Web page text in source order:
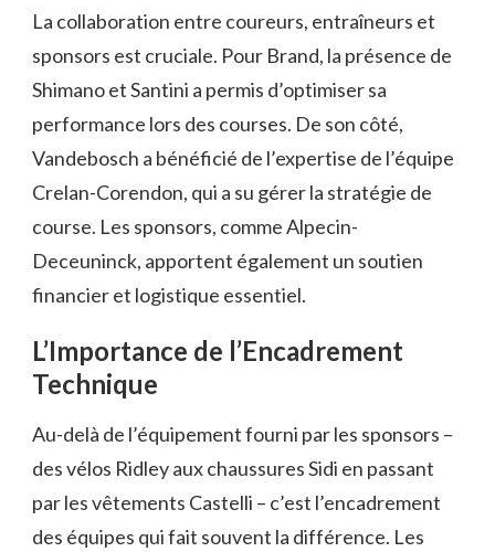
La collaboration entre coureurs, entraîneurs et
sponsors est cruciale. Pour Brand, la présence de
Shimano et Santini a permis d’optimiser sa
performance lors des courses. De son côté,
Vandebosch a bénéficié de l’expertise de l’équipe
Crelan-Corendon, qui a su gérer la stratégie de
course. Les sponsors, comme Alpecin-
Deceuninck, apportent également un soutien
financier et logistique essentiel.
L’Importance de l’Encadrement
Technique
Au-delà de l’équipement fourni par les sponsors –
des vélos Ridley aux chaussures Sidi en passant
par les vêtements Castelli – c’est l’encadrement
des équipes qui fait souvent la différence. Les